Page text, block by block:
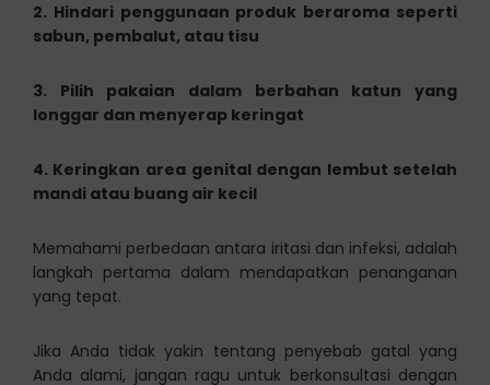
2. Hindari penggunaan produk beraroma seperti
sabun, pembalut, atau tisu
3. Pilih pakaian dalam berbahan katun yang
longgar dan menyerap keringat
4. Keringkan area genital dengan lembut setelah
mandi atau buang air kecil
Memahami perbedaan antara iritasi dan infeksi, adalah
langkah pertama dalam mendapatkan penanganan
yang tepat.
Jika Anda tidak yakin tentang penyebab gatal yang
Anda alami, jangan ragu untuk berkonsultasi dengan